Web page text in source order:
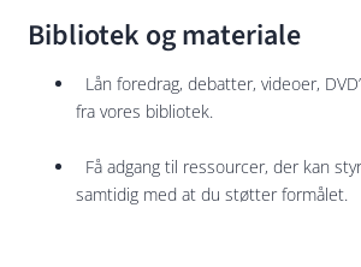
Bibliotek og materiale
Lån foredrag, debatter, videoer,
fra vores bibliotek.
Få adgang til ressourcer, der kan
samtidig med at du støtter formålet.